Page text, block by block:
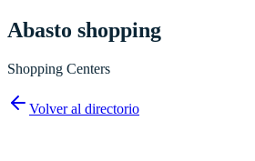
Abasto shopping
Shopping Centers
Volver al directorio